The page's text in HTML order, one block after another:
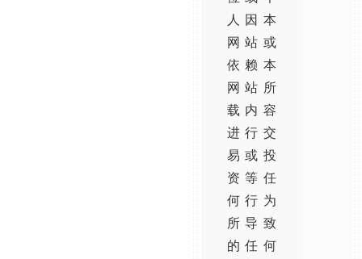
人因本
网站或
依赖本
网站所
载内容
进行交
易或投
资等任
何行为
所导致
的任何